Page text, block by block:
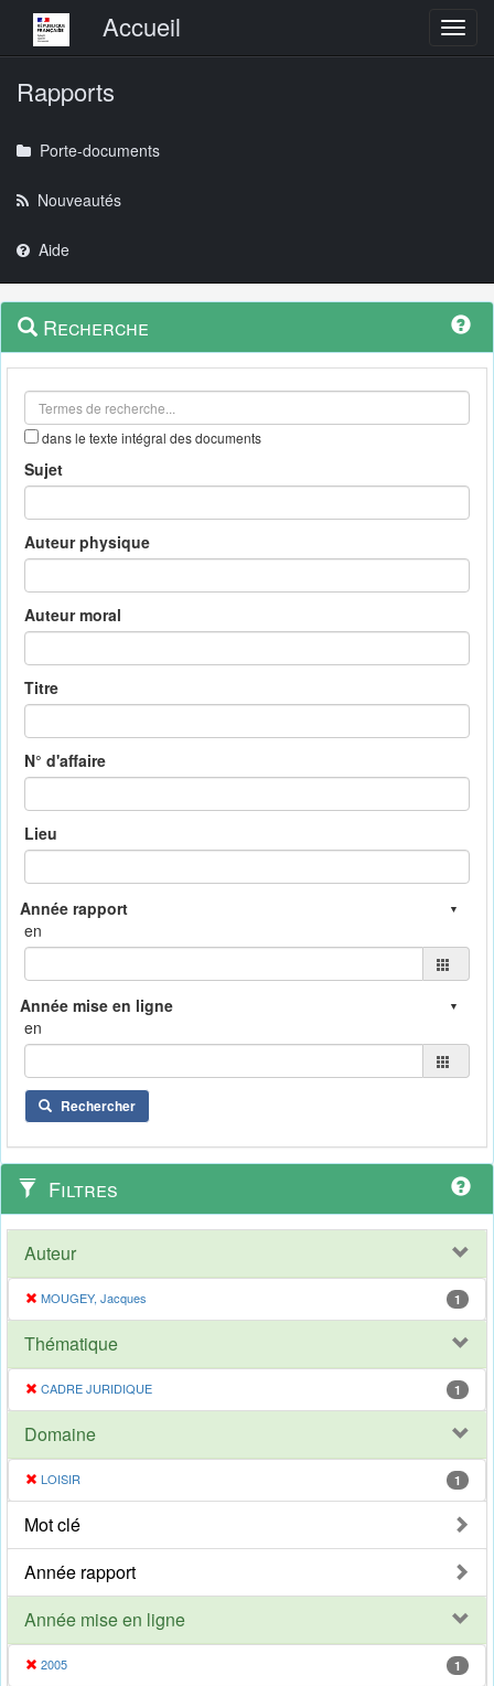
Menu principalAccueil
Rapports
Porte-documents
Nouveautés
Aide
Navigation
outils
Menu
contextuel
Recherche
dans le texte intégral des documents
Sujet
Auteur physique
Auteur moral
Titre
N° d'affaire
Lieu
en
en
Rechercher
Filtres
Auteur
MOUGEY, Jacques 1
Thématique
CADRE JURIDIQUE 1
Domaine
LOISIR 1
Mot clé
Année rapport
Année mise en ligne
2005 1